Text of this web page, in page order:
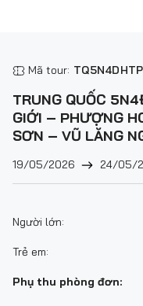
Mã tour:
TRUNG QUỐC
GIỚI – PHƯỢNG
SƠN – VŨ LĂNG
19/05/2026 24/05/
Người lớn:
Trẻ em:
Phụ thu phòng đơn: